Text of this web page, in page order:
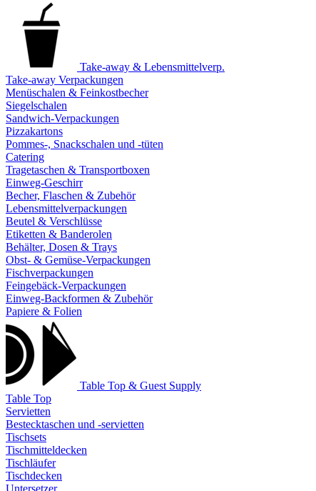
Take-away & Lebensmittelverp.
Take-away Verpackungen
Menüschalen & Feinkostbecher
Siegelschalen
Sandwich-Verpackungen
Pizzakartons
Pommes-, Snackschalen und -tüten
Catering
Tragetaschen & Transportboxen
Einweg-Geschirr
Becher, Flaschen & Zubehör
Lebensmittelverpackungen
Beutel & Verschlüsse
Etiketten & Banderolen
Behälter, Dosen & Trays
Obst- & Gemüse-Verpackungen
Fischverpackungen
Feingebäck-Verpackungen
Einweg-Backformen & Zubehör
Papiere & Folien
Table Top & Guest Supply
Table Top
Servietten
Bestecktaschen und -servietten
Tischsets
Tischmitteldecken
Tischläufer
Tischdecken